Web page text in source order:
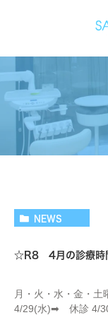
NEWS
☆R8 4月の診療時
月・火・水・金・
4/29(水)➡ 休診 4/